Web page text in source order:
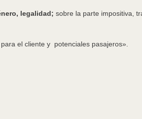
legalidad; sobre la parte impositiva,
el cliente y potenciales pasajeros».